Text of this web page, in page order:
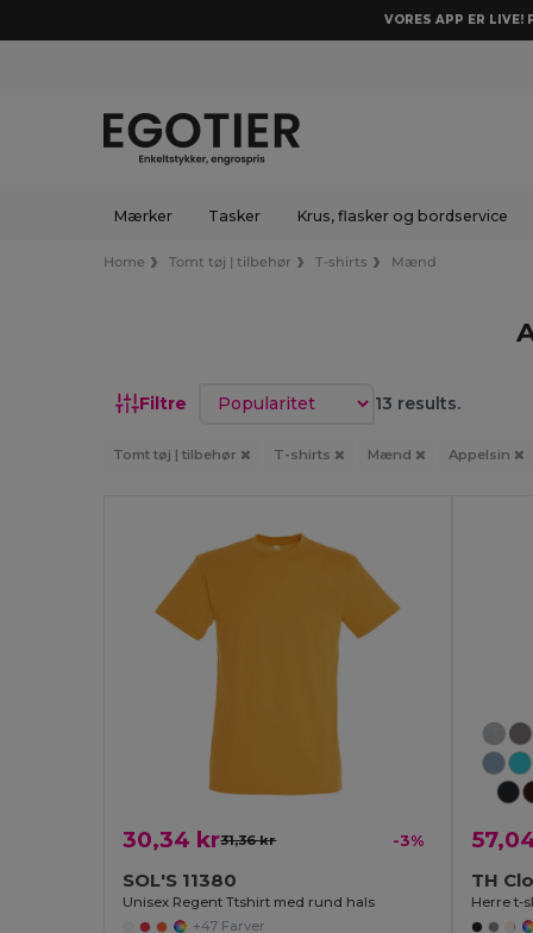
VORES APP ER LIVE!
Mærker Tasker Krus, flasker og bordservice
Home Tomt tøj | tilbehør T-shirts Mænd
Filtre Sorter efter 13 results.
Tomt tøj | tilbehør T-shirts Mænd Appelsin
30,34 kr31,36 kr -3%
SOL'S 11380
Unisex Regent Ttshirt med rund hals
+47 Farver
TH
Herre t-